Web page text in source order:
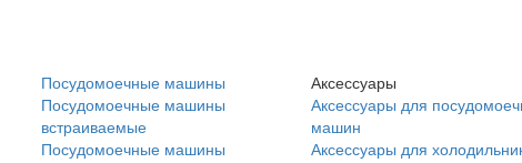
Посудомоечные машины
Посудомоечные машины
встраиваемые
Посудомоечные машины
Аксессуары
Аксессуары для
машин
Аксессуары для